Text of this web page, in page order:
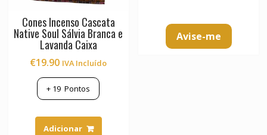
Cones Incenso Cascata
Native Soul Sálvia Branca e
Lavanda Caixa
€19.90 IVA Incluído
+ 19 Pontos
Adicionar
Avise-me